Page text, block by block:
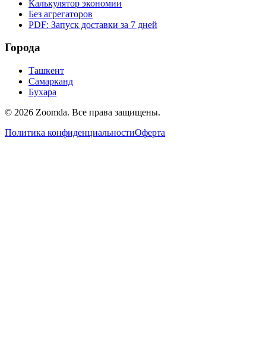
Калькулятор экономии
Без агрегаторов
PDF: Запуск доставки за 7 дней
Города
Ташкент
Самарканд
Бухара
© 2026 Zoomda. Все права защищены.
Политика конфиденциальностиОферта